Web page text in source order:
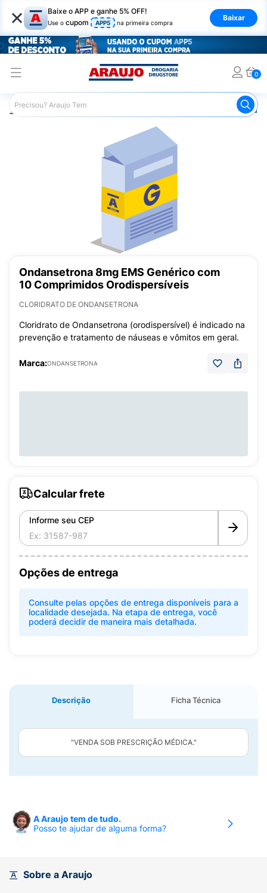
× Baixe o APP e ganhe 5% OFF!
Use o cupom APP5 na primeira compra
Baixar
0
Araujo Medicamentos Remédio para o Estômago e
Ondansetrona 8mg EMS Genérico com
10 Comprimidos Orodispersíveis
CLORIDRATO DE ONDANSETRONA
Cloridrato de Ondansetrona (orodispersível) é indicado na
prevenção e tratamento de náuseas e vômitos em geral.
Marca:ONDANSETRONA
Calcular frete
Informe seu CEP
Opções de entrega
Consulte pelas opções de entrega disponíveis para a
localidade desejada. Na etapa de entrega, você
poderá decidir de maneira mais detalhada.
Descrição Ficha Técnica
"VENDA SOB PRESCRIÇÃO MÉDICA."
A Araujo tem de tudo.
Posso te ajudar de alguma forma?
Sobre a Araujo